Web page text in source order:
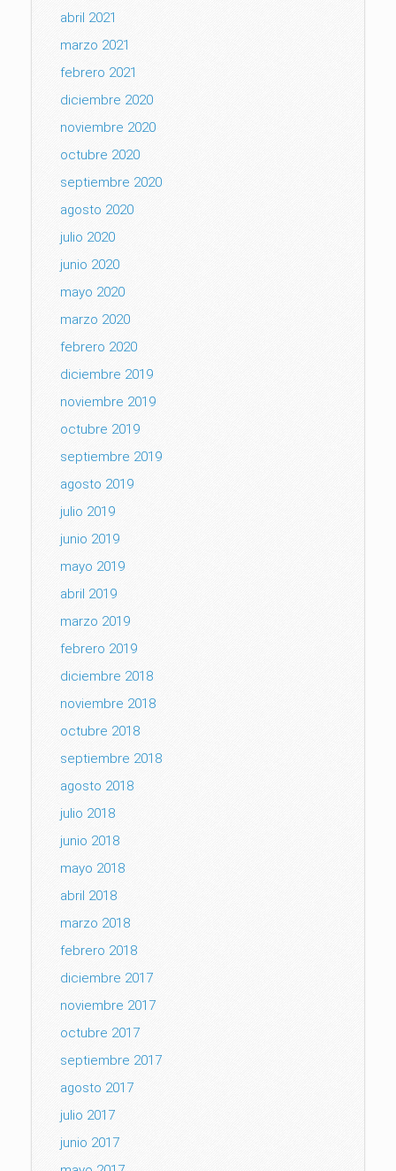
abril 2021
marzo 2021
febrero 2021
diciembre 2020
noviembre 2020
octubre 2020
septiembre 2020
agosto 2020
julio 2020
junio 2020
mayo 2020
marzo 2020
febrero 2020
diciembre 2019
noviembre 2019
octubre 2019
septiembre 2019
agosto 2019
julio 2019
junio 2019
mayo 2019
abril 2019
marzo 2019
febrero 2019
diciembre 2018
noviembre 2018
octubre 2018
septiembre 2018
agosto 2018
julio 2018
junio 2018
mayo 2018
abril 2018
marzo 2018
febrero 2018
diciembre 2017
noviembre 2017
octubre 2017
septiembre 2017
agosto 2017
julio 2017
junio 2017